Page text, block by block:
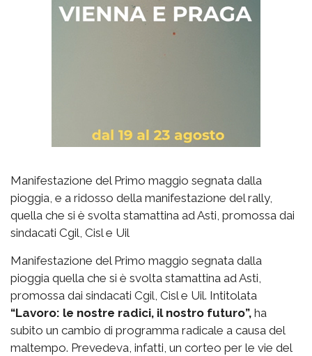
Manifestazione del Primo maggio segnata dalla
pioggia, e a ridosso della manifestazione del rally,
quella che si è svolta stamattina ad Asti, promossa dai
sindacati Cgil, Cisl e Uil
Manifestazione del Primo maggio segnata dalla
pioggia quella che si è svolta stamattina ad Asti,
promossa dai sindacati Cgil, Cisl e Uil. Intitolata
“Lavoro: le nostre radici, il nostro futuro”, ha
subito un cambio di programma radicale a causa del
maltempo. Prevedeva, infatti, un corteo per le vie del